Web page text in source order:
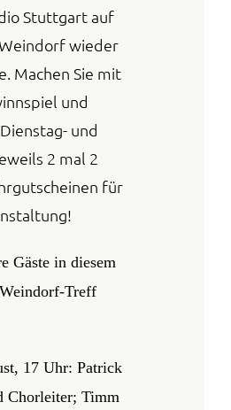
Stuttgart auf
wieder
Machen Sie mit
und
und
2 mal 2
für
Gäste in diesem
Treff
17 Uhr: Patrick
Chorleiter; Timm